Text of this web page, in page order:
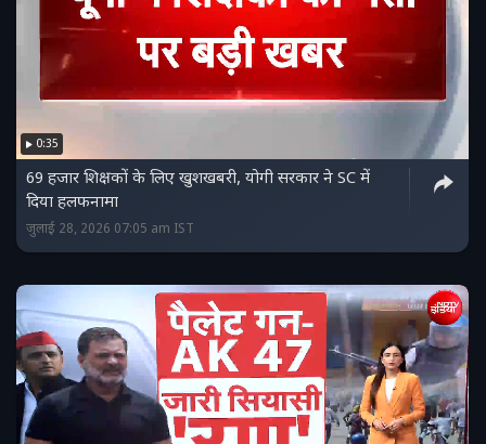
0:35
69 हजार शिक्षकों के लिए खुशखबरी, योगी सरकार ने SC में
दिया हलफनामा
जुलाई 28, 2026 07:05 am IST